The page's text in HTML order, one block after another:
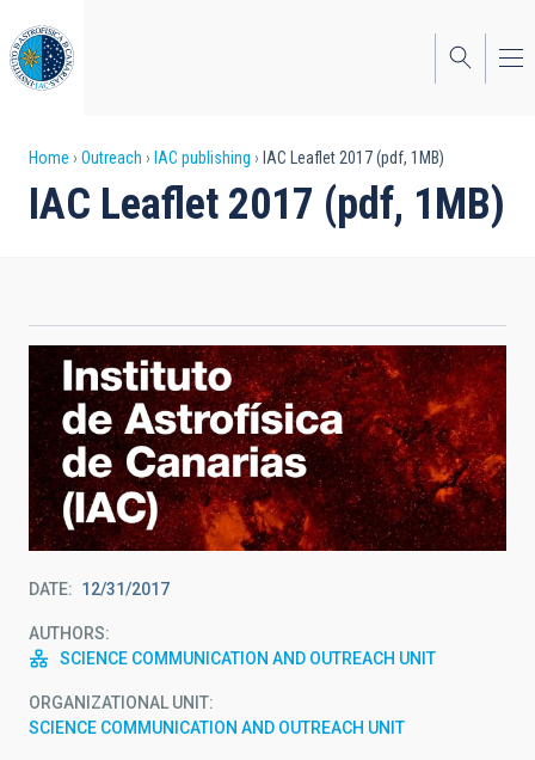
to
main
content
Breadcrumb
Home Outreach IAC publishing IAC Leaflet 2017 (pdf, 1MB)
IAC Leaflet 2017 (pdf, 1MB)
DATE 12/31/2017
AUTHORS
SCIENCE COMMUNICATION AND OUTREACH UNIT
ORGANIZATIONAL UNIT
SCIENCE COMMUNICATION AND OUTREACH UNIT